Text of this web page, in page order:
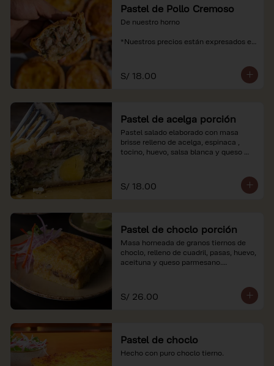
Pastel de Pollo Cremoso
De nuestro horno
*Nuestros precios están expresados en
S/ 18.00
Pastel de acelga porción
Pastel salado elaborado con masa
brisse relleno de acelga, espinaca ,
tocino, huevo, salsa blanca y queso
*Nuestros precios están expresados en
soles e incluyen impuestos de ley y
S/ 18.00
Pastel de choclo porción
Masa horneada de granos tiernos de
choclo, relleno de cuadril, pasas, huevo,
aceituna y queso parmesano.
soles e incluyen impuestos de ley y
recargo al consumo.
S/ 26.00
Pastel de choclo
Hecho con puro choclo tierno.